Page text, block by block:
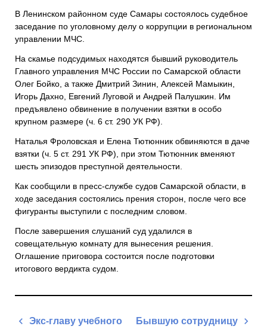
В Ленинском районном суде Самары состоялось судебное
заседание по уголовному делу о коррупции в региональном
управлении МЧС.
На скамье подсудимых находятся бывший руководитель
Главного управления МЧС России по Самарской области
Олег Бойко, а также Дмитрий Зинин, Алексей Мамыкин,
Игорь Дахно, Евгений Луговой и Андрей Палушкин. Им
предъявлено обвинение в получении взятки в особо
крупном размере (ч. 6 ст. 290 УК РФ).
Наталья Фроловская и Елена Тютюнник обвиняются в даче
взятки (ч. 5 ст. 291 УК РФ), при этом Тютюнник вменяют
шесть эпизодов преступной деятельности.
Как сообщили в пресс-службе судов Самарской области, в
ходе заседания состоялись прения сторон, после чего все
фигуранты выступили с последним словом.
После завершения слушаний суд удалился в
совещательную комнату для вынесения решения.
Оглашение приговора состоится после подготовки
итогового вердикта судом.
Навигация
Экс-главу учебного
Бывшую сотрудницу